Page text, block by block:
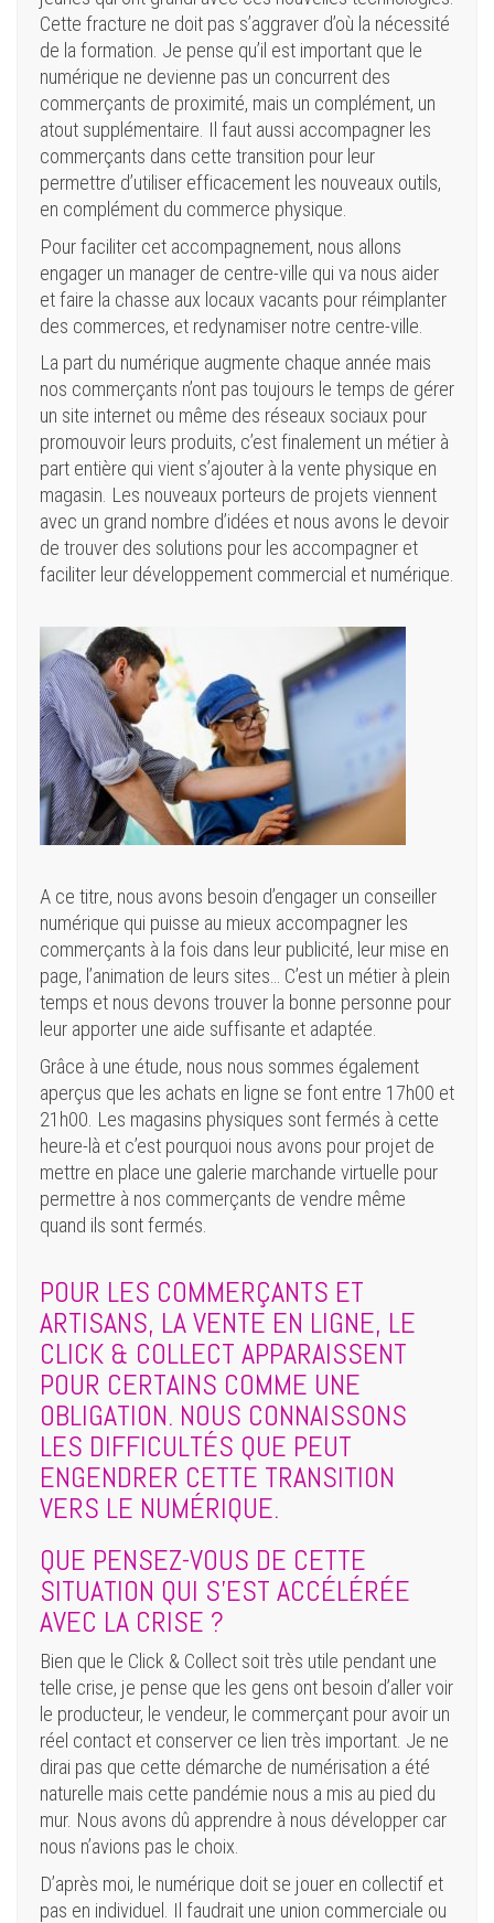
Cette fracture ne doit pas s’aggraver d’où la nécessité
de la formation. Je pense qu’il est important que le
numérique ne devienne pas un concurrent des
commerçants de proximité, mais un complément, un
atout supplémentaire. Il faut aussi accompagner les
commerçants dans cette transition pour leur
permettre d’utiliser efficacement les nouveaux outils,
en complément du commerce physique.
Pour faciliter cet accompagnement, nous allons
engager un manager de centre-ville qui va nous aider
et faire la chasse aux locaux vacants pour réimplanter
des commerces, et redynamiser notre centre-ville.
La part du numérique augmente chaque année mais
nos commerçants n’ont pas toujours le temps de gérer
un site internet ou même des réseaux sociaux pour
promouvoir leurs produits, c’est finalement un métier à
part entière qui vient s’ajouter à la vente physique en
magasin. Les nouveaux porteurs de projets viennent
avec un grand nombre d’idées et nous avons le devoir
de trouver des solutions pour les accompagner et
faciliter leur développement commercial et numérique.
A ce titre, nous avons besoin d’engager un conseiller
numérique qui puisse au mieux accompagner les
commerçants à la fois dans leur publicité, leur mise en
page, l’animation de leurs sites… C’est un métier à plein
temps et nous devons trouver la bonne personne pour
leur apporter une aide suffisante et adaptée.
Grâce à une étude, nous nous sommes également
aperçus que les achats en ligne se font entre 17h00 et
21h00. Les magasins physiques sont fermés à cette
heure-là et c’est pourquoi nous avons pour projet de
mettre en place une galerie marchande virtuelle pour
permettre à nos commerçants de vendre même
quand ils sont fermés.
POUR LES COMMERÇANTS ET
ARTISANS, LA VENTE EN LIGNE, LE
CLICK & COLLECT APPARAISSENT
POUR CERTAINS COMME UNE
OBLIGATION. NOUS CONNAISSONS
LES DIFFICULTÉS QUE PEUT
ENGENDRER CETTE TRANSITION
VERS LE NUMÉRIQUE.
QUE PENSEZ-VOUS DE CETTE
SITUATION QUI S’EST ACCÉLÉRÉE
AVEC LA CRISE ?
Bien que le Click & Collect soit très utile pendant une
telle crise, je pense que les gens ont besoin d’aller voir
le producteur, le vendeur, le commerçant pour avoir un
réel contact et conserver ce lien très important. Je ne
dirai pas que cette démarche de numérisation a été
naturelle mais cette pandémie nous a mis au pied du
mur. Nous avons dû apprendre à nous développer car
nous n’avions pas le choix.
D’après moi, le numérique doit se jouer en collectif et
pas en individuel. Il faudrait une union commerciale ou